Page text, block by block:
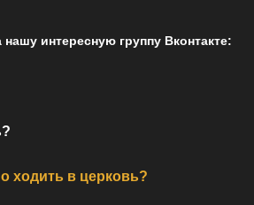
интересную группу Вконтакте:
ходить в церковь?